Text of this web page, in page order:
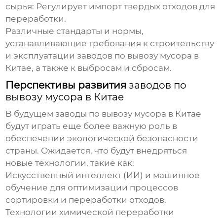
сырья: Регулирует импорт твердых отходов для
переработки.
Различные стандарты и нормы,
устанавливающие требования к строительству
и эксплуатациизаводов по вывозу мусора в
Китае, а также к выбросам и сбросам.
Перспективы развитиязаводов по
вывозу мусора в Китае
В будущемзаводы по вывозу мусора в Китае
будут играть еще более важную роль в
обеспечении экологической безопасности
страны. Ожидается, что будут внедряться
новые технологии, такие как:
Искусственный интеллект (ИИ) и машинное
обучение для оптимизации процессов
сортировки и переработки отходов.
Технологии химической переработки